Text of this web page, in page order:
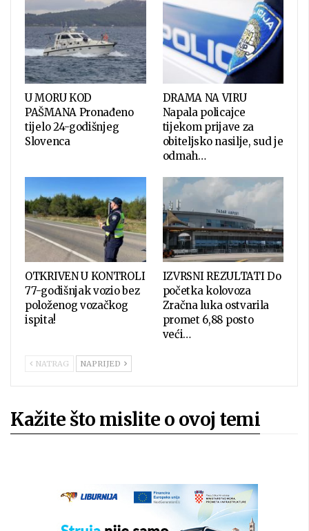
U MORU KOD
PAŠMANA Pronađeno
tijelo 24-godišnjeg
Slovenca
DRAMA NA VIRU
Napala policajce
tijekom prijave za
obiteljsko nasilje, sud je
odmah…
OTKRIVEN U KONTROLI
77-godišnjak vozio bez
položenog vozačkog
ispita!
IZVRSNI REZULTATI Do
početka kolovoza
Zračna luka ostvarila
promet 6,88 posto
veći…
NATRAG NAPRIJED
Kažite što mislite o ovoj temi